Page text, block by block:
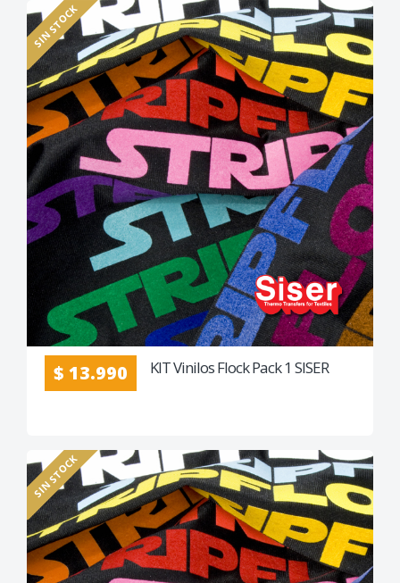
SIN STOCK
$ 13.990 KIT Vinilos Flock Pack 1 SISER
SIN STOCK